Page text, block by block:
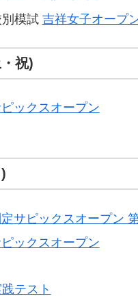
模試 吉祥女子オープ
祝)
ックスオープン
サピックスオープン
ックスオープン
テスト